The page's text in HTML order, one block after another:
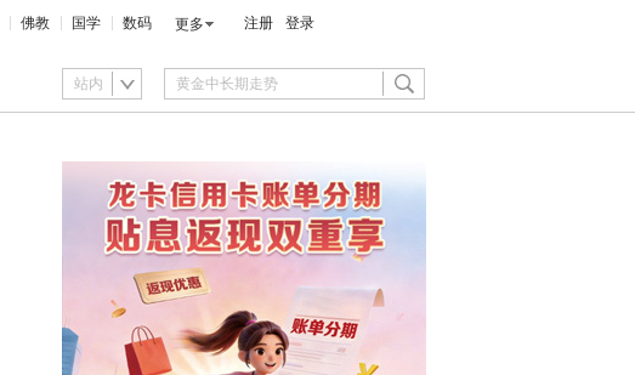
佛教 国学 数码 更多 注册 登录
站内